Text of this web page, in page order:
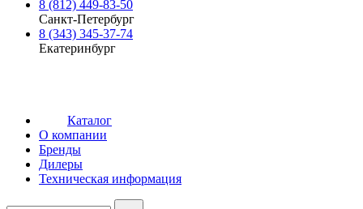
8 (812) 449-83-50
Санкт-Петербург
8 (343) 345-37-74
Екатеринбург
Каталог
О компании
Бренды
Дилеры
Техническая информация